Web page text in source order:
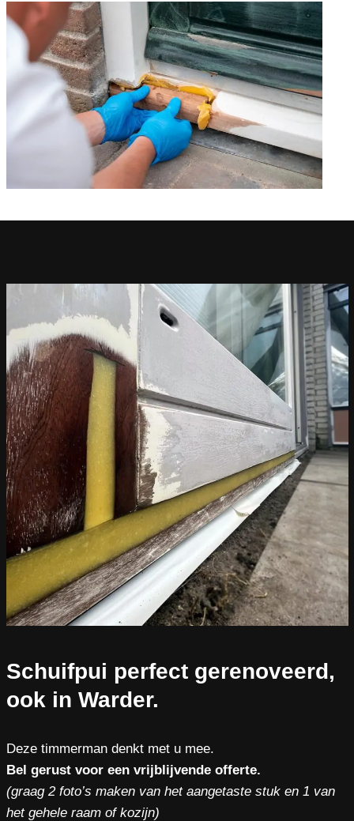
Schuifpui perfect gerenoveerd,
ook in Warder.
Deze timmerman denkt met u mee.
Bel gerust voor een vrijblijvende offerte.
(graag 2 foto’s maken van het aangetaste stuk en 1 van
het gehele raam of kozijn)